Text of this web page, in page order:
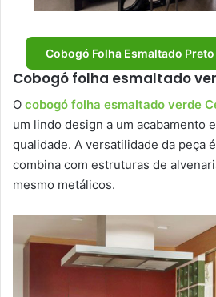
Cobogó Folha Esmaltado
Cobogó folha esmaltado
O cobogó folha esmaltado verde
um lindo design a um acabamento
qualidade. A versatilidade da peça
combina com estruturas de
mesmo metálicos.